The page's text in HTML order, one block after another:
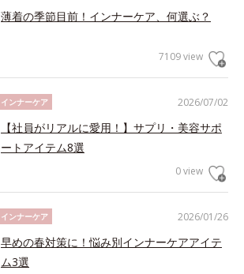
薄着の季節目前！インナーケア、何選ぶ？
7109 view
2026/07/02
インナーケア
【社員がリアルに愛用！】サプリ・美容サポ
ートアイテム8選
0 view
2026/01/26
インナーケア
早めの春対策に！悩み別インナーケアアイテ
ム3選